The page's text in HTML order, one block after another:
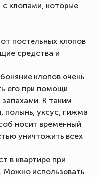
клопами, которые
постельных клопов
средства и
клопов очень
его при помощи
К таким
полынь, уксус, пижма
носит временный
уничтожить всех
в квартире при
Можно использовать